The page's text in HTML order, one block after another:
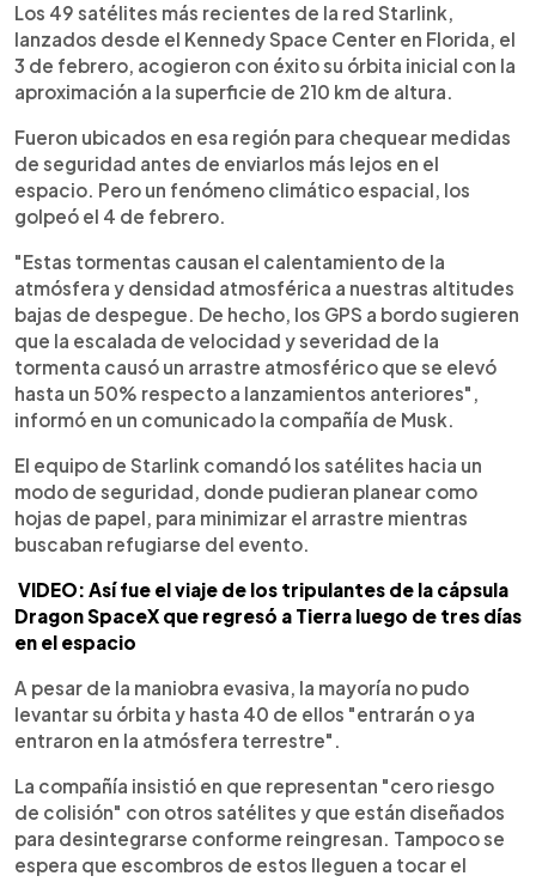
Los 49 satélites más recientes de la red Starlink,
lanzados desde el Kennedy Space Center en Florida, el
3 de febrero, acogieron con éxito su órbita inicial con la
aproximación a la superficie de 210 km de altura.
Fueron ubicados en esa región para chequear medidas
de seguridad antes de enviarlos más lejos en el
espacio. Pero un fenómeno climático espacial, los
golpeó el 4 de febrero.
"Estas tormentas causan el calentamiento de la
atmósfera y densidad atmosférica a nuestras altitudes
bajas de despegue. De hecho, los GPS a bordo sugieren
que la escalada de velocidad y severidad de la
tormenta causó un arrastre atmosférico que se elevó
hasta un 50% respecto a lanzamientos anteriores",
informó en un comunicado la compañía de Musk.
El equipo de Starlink comandó los satélites hacia un
modo de seguridad, donde pudieran planear como
hojas de papel, para minimizar el arrastre mientras
buscaban refugiarse del evento.
VIDEO: Así fue el viaje de los tripulantes de la cápsula
Dragon SpaceX que regresó a Tierra luego de tres días
en el espacio
A pesar de la maniobra evasiva, la mayoría no pudo
levantar su órbita y hasta 40 de ellos "entrarán o ya
entraron en la atmósfera terrestre".
La compañía insistió en que representan "cero riesgo
de colisión" con otros satélites y que están diseñados
para desintegrarse conforme reingresan. Tampoco se
espera que escombros de estos lleguen a tocar el